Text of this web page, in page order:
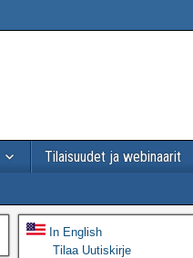
Tilaisuudet ja webinaarit
In English
Tilaa Uutiskirje